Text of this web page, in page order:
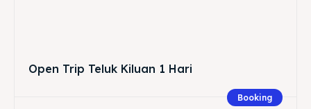
Open Trip Teluk Kiluan 1 Hari
Booking